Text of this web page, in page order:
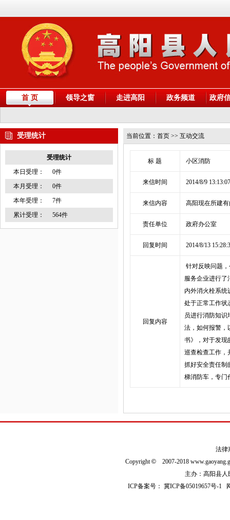
首 页 领导之窗 走进高阳 政务频道 政府
受理统计
受理统计
本日受理：
0件
本月受理：
0件
本年受理：
7件
累计受理：
564件
当前位置： 首页 >> 互动交流
标 题 小区消防
来信时间 2014/8/9 13:13:07
来信内容 高阳现在所建
责任单位 政府办公室
回复时间 2014/8/13
回复内容
针对反映问题
服务企业进行了
内外消火栓系统
处于正常工作状
员进行消防知
法，如何报警，
书》，对于发现
巡查检查工作，
抓好安全责任制
梯消防车，专门
法律
Copyright© 2007-2018
主办：高阳县人
ICP备案号：冀ICP备05019657号-1